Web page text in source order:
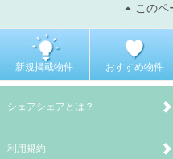
このペ
新規掲載物件 おすすめ物件
シェアシェアとは？
利用規約